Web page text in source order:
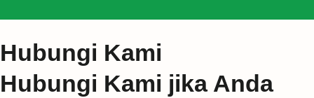
Hubungi Kami
Hubungi Kami jika Anda